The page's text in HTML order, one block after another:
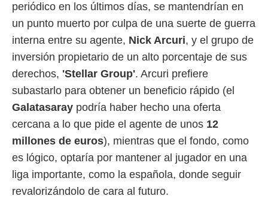
el sitio
se
ni para
aunque
no
Puedes
acceder a
web a
abono
periódico en los últimos días, se mantendrían en
un punto muerto por culpa de una suerte de guerra
interna entre su agente, Nick Arcuri, y el grupo de
inversión propietario de un alto porcentaje de sus
derechos, 'Stellar Group'. Arcuri prefiere
subastarlo para obtener un beneficio rápido (el
Galatasaray podría haber hecho una oferta
cercana a lo que pide el agente de unos 12
millones de euros), mientras que el fondo, como
es lógico, optaría por mantener al jugador en una
liga importante, como la española, donde seguir
revalorizándolo de cara al futuro.